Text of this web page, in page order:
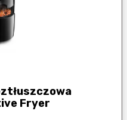
Fryer